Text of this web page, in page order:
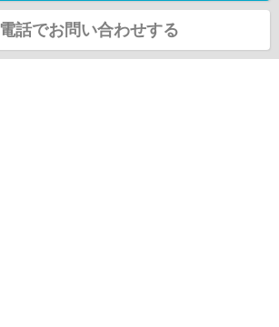
電話でお問い合わせする